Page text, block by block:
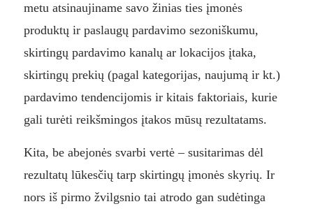
metu atsinaujiname savo žinias ties įmonės
produktų ir paslaugų pardavimo sezoniškumu,
skirtingų pardavimo kanalų ar lokacijos įtaka,
skirtingų prekių (pagal kategorijas, naujumą ir kt.)
pardavimo tendencijomis ir kitais faktoriais, kurie
gali turėti reikšmingos įtakos mūsų rezultatams.
Kita, be abejonės svarbi vertė – susitarimas dėl
rezultatų lūkesčių tarp skirtingų įmonės skyrių. Ir
nors iš pirmo žvilgsnio tai atrodo gan sudėtinga